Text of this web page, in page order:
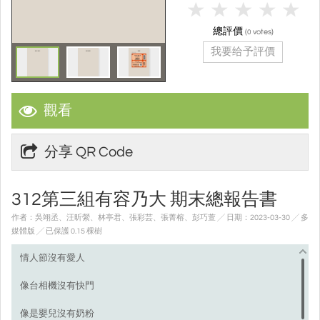
觀看
分享 QR Code
312第三組有容乃大 期末總報告書
作者：吳翊丞、汪昕縈、林亭君、張彩芸、張菁榕、彭巧萱 ╱ 日期：2023-03-30 ╱ 多
媒體版 ╱ 已保護 0.15 棵樹
情人節沒有愛人
像台相機沒有快門
像是嬰兒沒有奶粉
總評價 (0 votes)
我要给予評價